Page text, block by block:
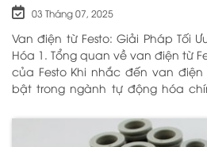
03 Tháng 07, 2025
Van điện từ Festo: Giải Pháp Tối
Hóa 1. Tổng quan về van điện từ Festo 1.1. Lịch sử phát triển
của Festo Khi nhắc đến van điện từ, một cái tên luôn nổi
bật trong ngành tự động hóa